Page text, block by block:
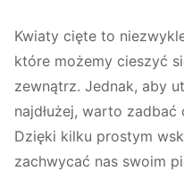
Kwiaty cięte to
które możemy cieszyć
zewnątrz. Jednak, aby
najdłużej, warto
Dzięki kilku prostym
zachwycać nas swoim